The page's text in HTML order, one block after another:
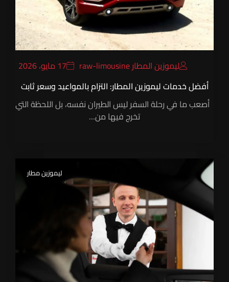
ليموزين المطار raw-limousine
17 مايو، 2026
أفضل خدمات ليموزين المطار: التزام بالمواعيد وسعر ثابت
أصعب ما في رحلة السفر ليس الطيران نفسه، بل اللحظة التي
تخرج فيها من…
ليموزين مطار